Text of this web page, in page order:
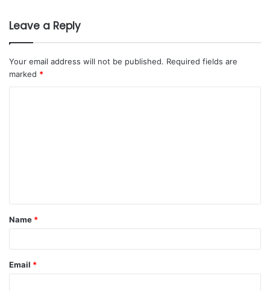
Leave a Reply
Your email address will not be published. Required fields are
marked *
Name *
Email *